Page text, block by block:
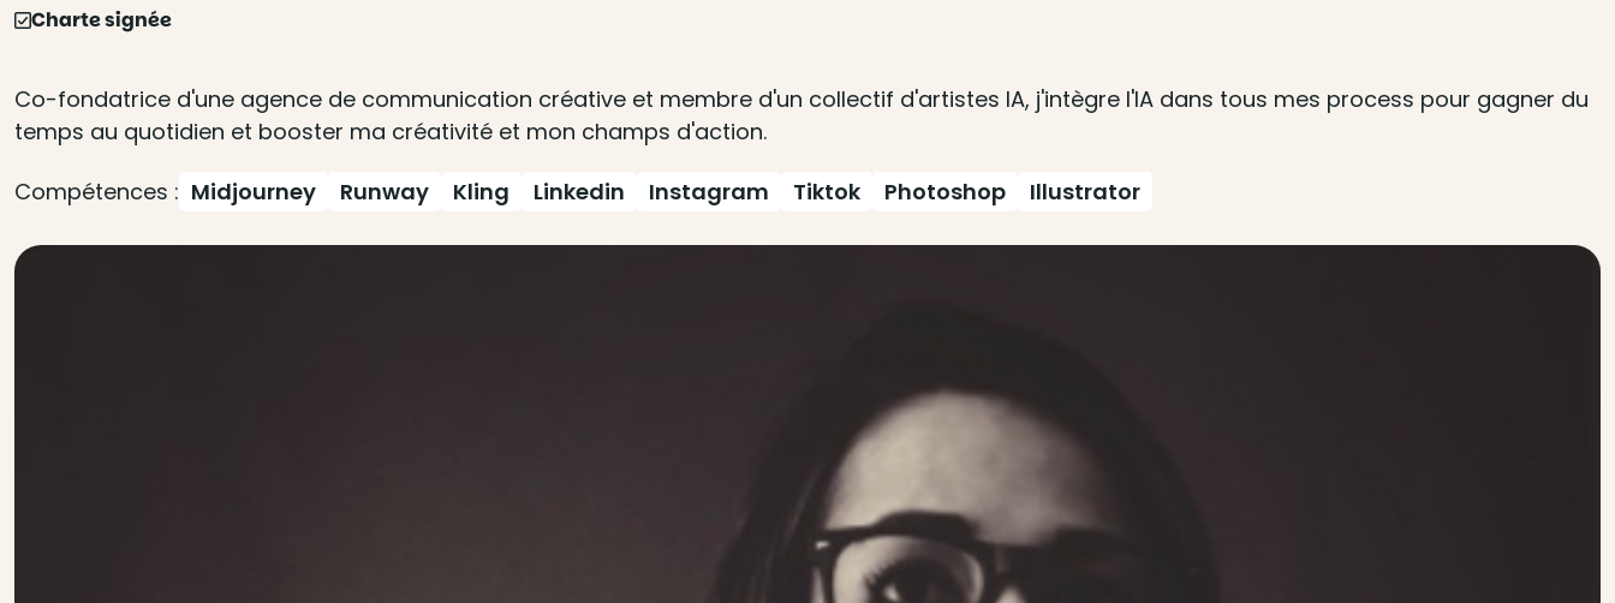
Charte signée
Co-fondatrice d'une agence de communication créative et membre d'un collectif d'artistes IA, j'intègre l'IA dans tous mes process pour gagner du
temps au quotidien et booster ma créativité et mon champs d'action.
Compétences : Midjourney Runway Kling Linkedin Instagram Tiktok Photoshop Illustrator